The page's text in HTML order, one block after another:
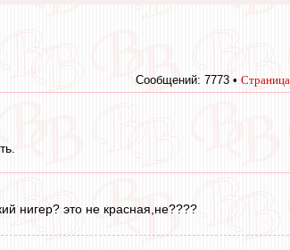
Сообщений: 7773 • Страница
нигер? это не красная,не????